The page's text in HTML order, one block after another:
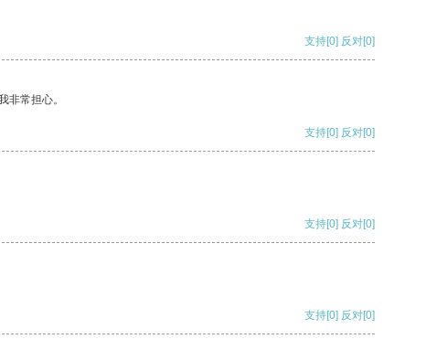
支持[0] 反对[0]
非常担心。
支持[0] 反对[0]
支持[0] 反对[0]
支持[0] 反对[0]